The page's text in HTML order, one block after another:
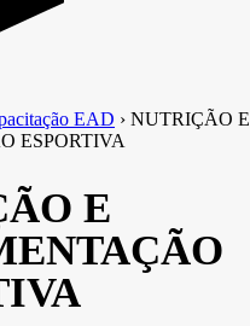
EAD › NUTRIÇÃO E
ESPORTIVA
E